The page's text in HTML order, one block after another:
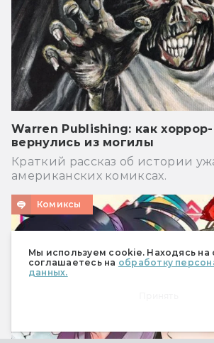
Мы используем cookie. Находясь на
соглашаетесь на обработку
данных.
Warren Publishing: как
вернулись из могилы
Краткий рассказ об истории
американских комиксах.
Комиксы